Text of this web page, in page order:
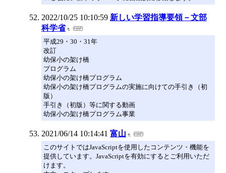
2022/10/25 10:10:59 新しい学習指導要領－文部
科学省
平成29・30・31年
改訂
幼保小の架け橋
プログラム
幼保小の架け橋プログラム
幼保小の架け橋プログラムの実施に向けての手引き（初
版）
手引き（初版）等に関する動画
幼保小の架け橋プログラム事業
2021/06/14 10:14:41 富山
このサイトではJavaScriptを使用したコンテンツ・機能を
提供しています。JavaScriptを有効にするとご利用いただ
けます。